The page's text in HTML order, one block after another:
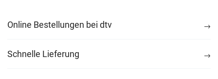
Online Bestellungen bei dtv
Schnelle Lieferung